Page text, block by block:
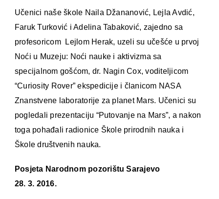
Učenici naše škole Naila Džananović, Lejla Avdić,
Faruk Turković i Adelina Tabaković, zajedno sa
profesoricom Lejlom Herak, uzeli su učešće u prvoj
Noći u Muzeju: Noći nauke i aktivizma sa
specijalnom gošćom, dr. Nagin Cox, voditeljicom
“Curiosity Rover” ekspedicije i članicom NASA
Znanstvene laboratorije za planet Mars. Učenici su
pogledali prezentaciju “Putovanje na Mars”, a nakon
toga pohađali radionice Škole prirodnih nauka i
Škole društvenih nauka.
Posjeta Narodnom pozorištu Sarajevo
28. 3. 2016.